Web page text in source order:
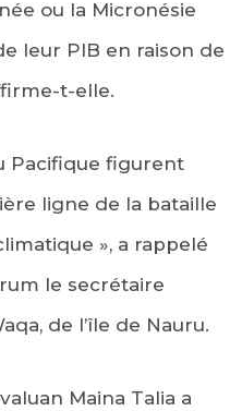
ou la Micronésie
leur PIB en raison de
t-elle.
Pacifique figurent
ligne de la bataille
», a rappelé
le secrétaire
de l’île de Nauru.
Maina Talia a